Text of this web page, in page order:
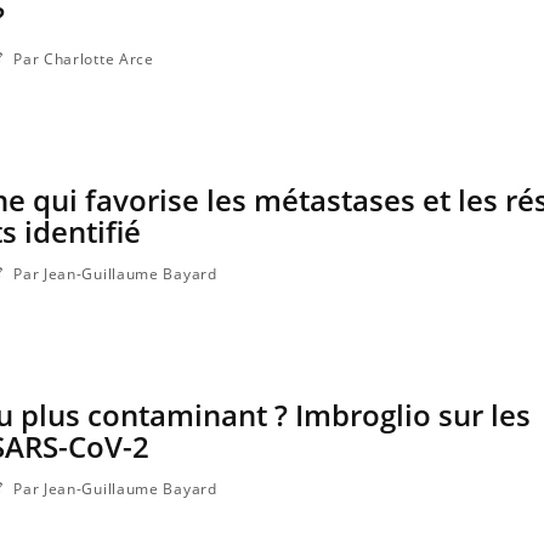
Par Charlotte Arce
qui favorise les métastases et les
identifié
Par Jean-Guillaume Bayard
plus contaminant ? Imbroglio sur les
CoV-2
Par Jean-Guillaume Bayard